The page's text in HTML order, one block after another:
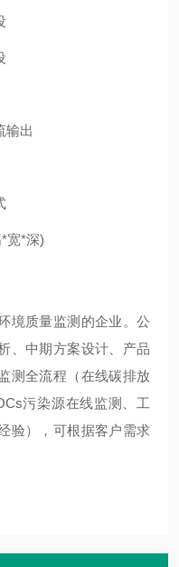
输出
宽*深)
境质量监测的企业。公
、中期方案设计、产品
测全流程（在线碳排放
污染源在线监测、工
验），可根据客户需求